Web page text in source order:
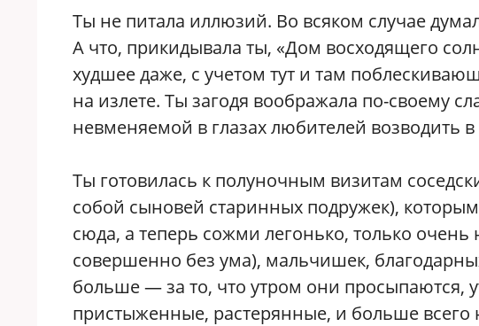
Ты не питала иллюзий. Во всяком случае
А что, прикидывала ты, «Дом восходящего
худшее даже, с учетом тут и там
на излете. Ты загодя воображала по-своему
невменяемой в глазах любителей возводить
Ты готовилась к полуночным визитам
собой сыновей старинных подружек),
сюда, а теперь сожми легонько, только
совершенно без ума), мальчишек,
больше — за то, что утром они просыпаются,
пристыженные, растерянные, и больше всего